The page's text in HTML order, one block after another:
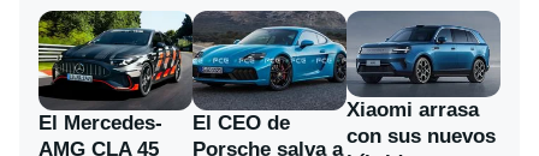
El Mercedes-
AMG CLA 45
El CEO de
Porsche salva a
Xiaomi arrasa
con sus nuevos